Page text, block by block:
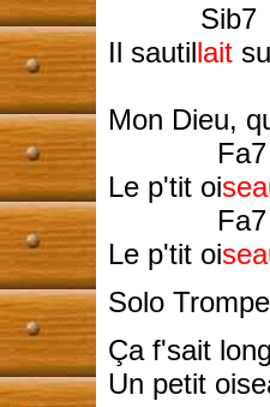
Il sautillait
Mon Dieu,
Le p'tit oi
Le p'tit oi
Solo
Ça f'sait
Un petit